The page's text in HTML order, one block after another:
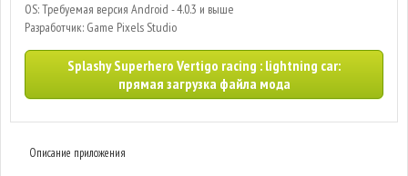
OS: Требуемая версия Android - 4.0.3 и выше
Разработчик: Game Pixels Studio
Splashy Superhero Vertigo racing : lightning car:
прямая загрузка файла мода
Описание приложения